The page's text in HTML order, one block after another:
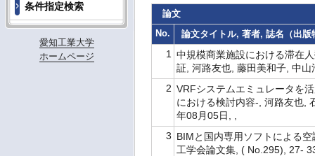
条件指定検索
愛知工業大学
ホームページ
論文
No.
論文タイトル, 著者, 誌名（出
1
中規模商業施設における滞在
証, 河路友也, 藤田美和子, 中
2 VRFシステムエミュレータを
における検討内容-, 河路友也,
年08月05日, ,
3 BIMと国内専用ソフトによる
工学会論文集, ( No.295), 27-